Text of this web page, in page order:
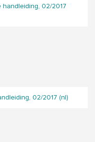
handleiding, 02/2017
02/2017 (nl)